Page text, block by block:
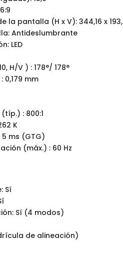
la pantalla (H x V): 344,16 x
Antideslumbrante
LED
H/V ) : 178°/ 178°
0,179 mm
: 800:1
K
ms (GTG)
(máx.) : 60 Hz
Sí
Sí (4 modos)
de alineación)